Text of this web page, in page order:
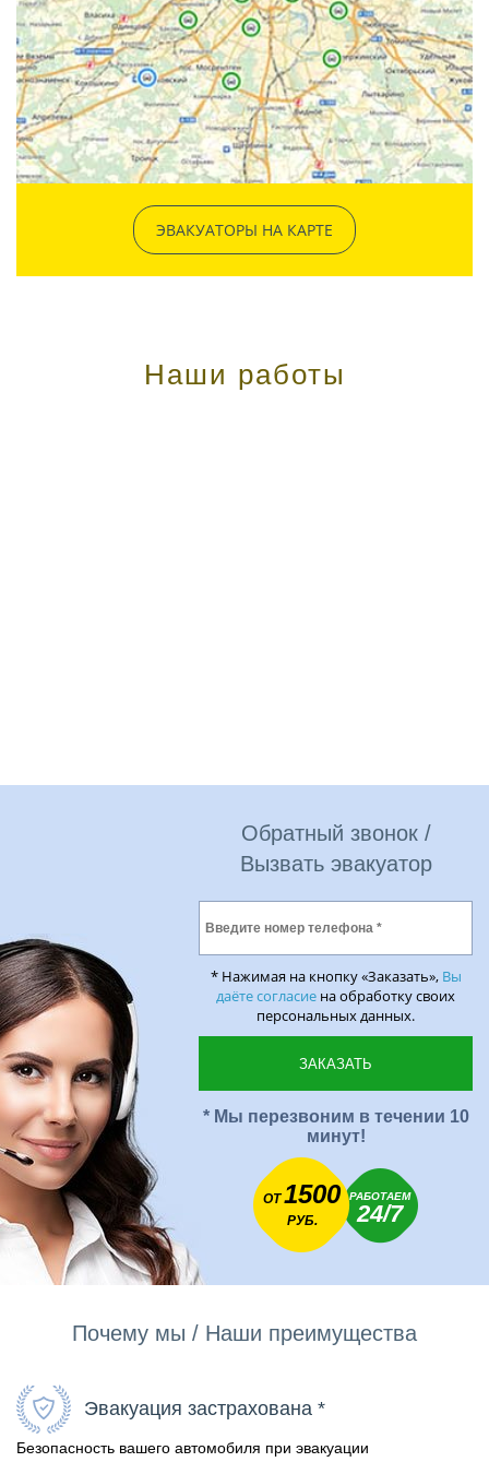
ЭВАКУАТОРЫ НА КАРТЕ
Наши работы
Обратный звонок /
Вызвать эвакуатор
* Нажимая на кнопку «Заказать», Вы
даёте согласие на обработку своих
персональных данных.
* Мы перезвоним в течении 10
минут!
ОТ1500
РУБ.
РАБОТАЕМ
24/7
Почему мы / Наши преимущества
Эвакуация застрахована *
Безопасность вашего автомобиля при эвакуации